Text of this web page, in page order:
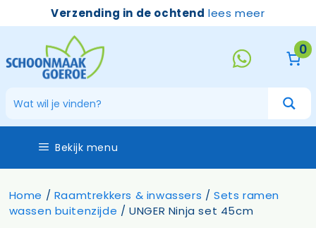
Verzending in de ochtend lees meer
0
Bekijk menu
Home / Raamtrekkers & inwassers / Sets ramen
wassen buitenzijde / UNGER Ninja set 45cm